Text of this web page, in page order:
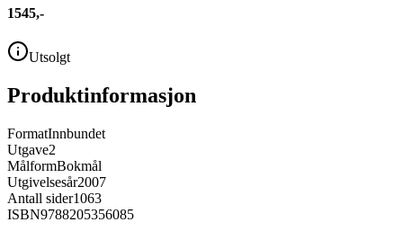
1545,-
Utsolgt
Produktinformasjon
FormatInnbundet
Utgave2
MålformBokmål
Utgivelsesår2007
Antall sider1063
ISBN9788205356085